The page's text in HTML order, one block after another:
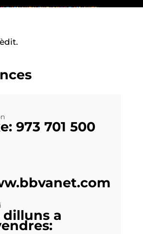
973 701 500
dilluns a